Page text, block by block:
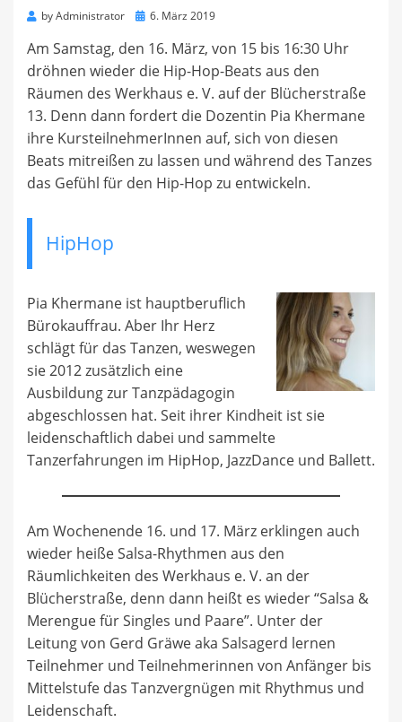
byAdministrator
Posted
6. März 2019
Am Samstag, den 16. März, von 15 bis 16:30 Uhr
dröhnen wieder die Hip-Hop-Beats aus den
Räumen des Werkhaus e. V. auf der Blücherstraße
13. Denn dann fordert die Dozentin Pia Khermane
ihre KursteilnehmerInnen auf, sich von diesen
Beats mitreißen zu lassen und während des Tanzes
das Gefühl für den Hip-Hop zu entwickeln.
HipHop
Pia Khermane ist hauptberuflich
Bürokauffrau. Aber Ihr Herz
schlägt für das Tanzen, weswegen
sie 2012 zusätzlich eine
Ausbildung zur Tanzpädagogin
abgeschlossen hat. Seit ihrer Kindheit ist sie
leidenschaftlich dabei und sammelte
Tanzerfahrungen im HipHop, JazzDance und Ballett.
Am Wochenende 16. und 17. März erklingen auch
wieder heiße Salsa-Rhythmen aus den
Räumlichkeiten des Werkhaus e. V. an der
Blücherstraße, denn dann heißt es wieder “Salsa &
Merengue für Singles und Paare”. Unter der
Leitung von Gerd Gräwe aka Salsagerd lernen
Teilnehmer und Teilnehmerinnen von Anfänger bis
Mittelstufe das Tanzvergnügen mit Rhythmus und
Leidenschaft.